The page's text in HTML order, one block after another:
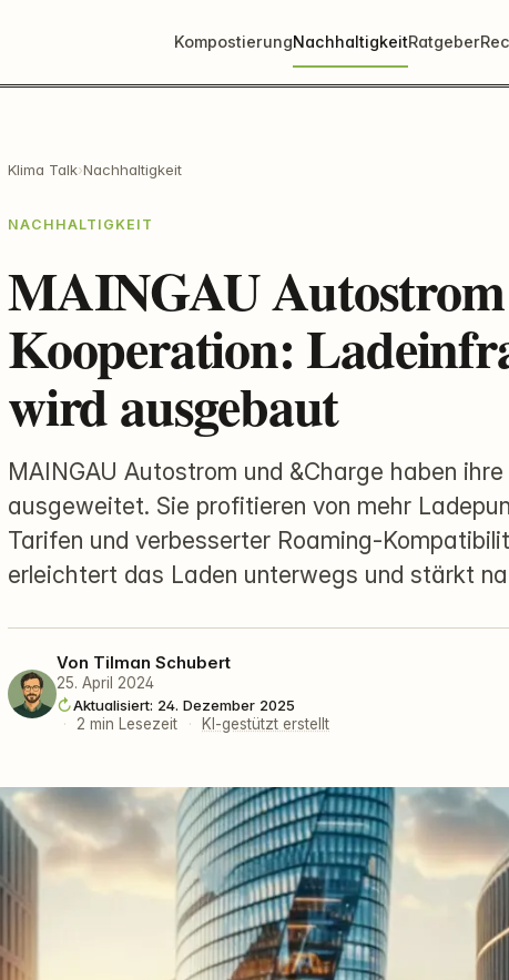
KompostierungNachhaltigkeitRatgeber
Klima Talk›Nachhaltigkeit
NACHHALTIGKEIT
MAINGAU
Kooperation:
wird ausgebaut
MAINGAU Autostrom und &Charge haben
ausgeweitet. Sie profitieren von mehr
Tarifen und verbesserter Roaming-
erleichtert das Laden unterwegs und stärkt
Von Tilman Schubert
25. April 2024
Aktualisiert: 24. Dezember 2025
·
2 min Lesezeit · KI-gestützt erstellt